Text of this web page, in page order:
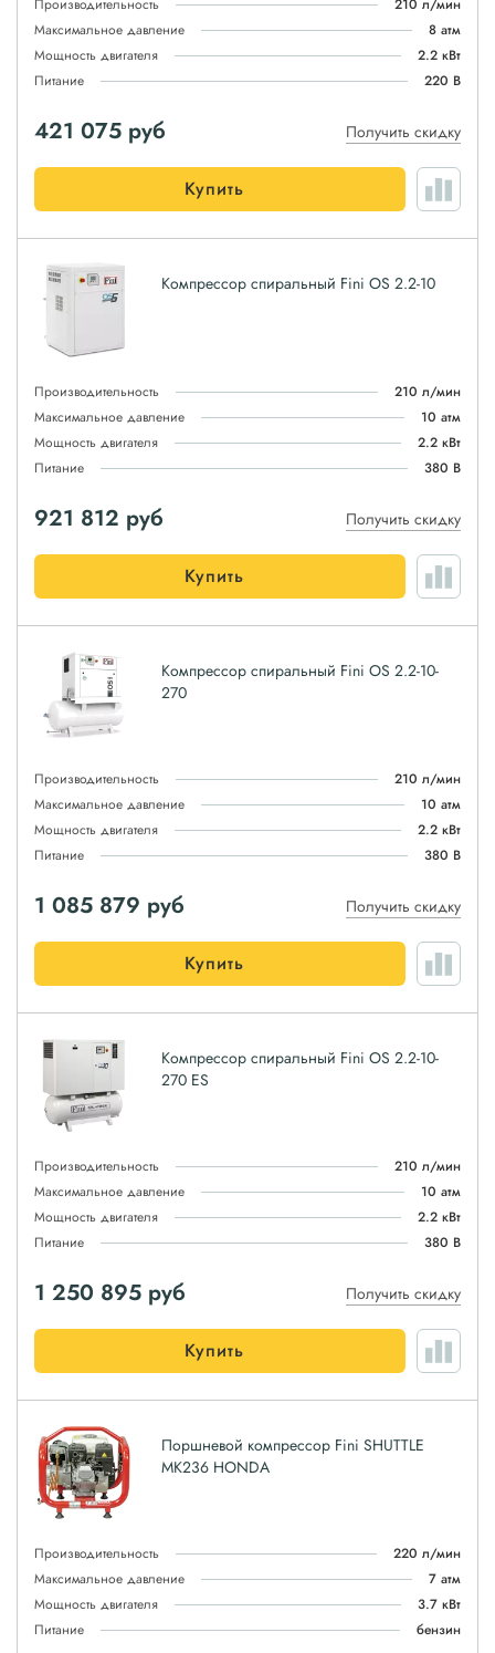
Производительность
210 л/мин
Максимальное давление
8 атм
Мощность двигателя
2.2 кВт
Питание
220 В
421 075 руб Получить скидку
Купить
Компрессор спиральный Fini OS 2.2-10
Производительность
210 л/мин
Максимальное давление
10 атм
Мощность двигателя
2.2 кВт
Питание
380 В
921 812 руб Получить скидку
Купить
Компрессор спиральный Fini OS 2.2-10-
270
Производительность
210 л/мин
Максимальное давление
10 атм
Мощность двигателя
2.2 кВт
Питание
380 В
1 085 879 руб Получить скидку
Купить
Компрессор спиральный Fini OS 2.2-10-
270 ES
Производительность
210 л/мин
Максимальное давление
10 атм
Мощность двигателя
2.2 кВт
Питание
380 В
1 250 895 руб Получить скидку
Купить
Поршневой компрессор Fini SHUTTLE
MK236 HONDA
Производительность
220 л/мин
Максимальное давление
7 атм
Мощность двигателя
3.7 кВт
Питание
бензин